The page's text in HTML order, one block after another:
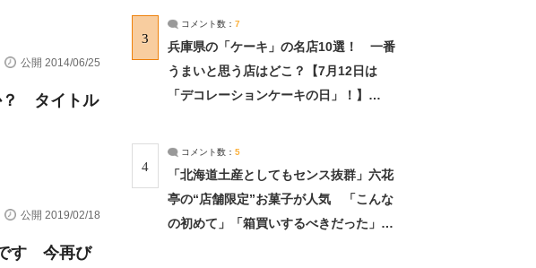
公開 2014/06/25
？ タイトル
公開 2019/02/18
です 今再び
3
コメント数： 7
兵庫県の「ケーキ」の名店10選！ 一番
うまいと思う店はどこ？【7月12日は
「デコレーションケーキの日」！】
4
コメント数： 5
「北海道土産としてもセンス抜群」六花
亭の“店舗限定”お菓子が人気 「こんな
の初めて」「箱買いするべきだった」